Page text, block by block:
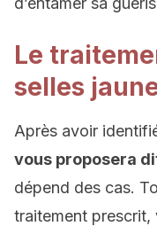
Le
selles
Après avoir
vous proposera
dépend des cas.
traitement prescrit,